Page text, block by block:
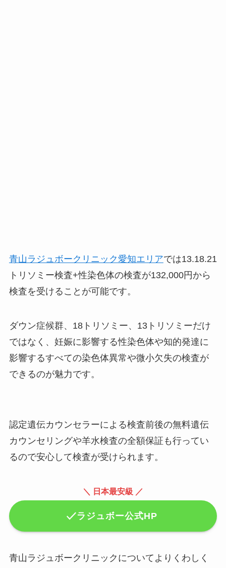
青山ラジュボークリニック愛知エリアでは13.18.21
トリソミー検査+性染色体の検査が132,000円から
検査を受けることが可能です。
ダウン症候群、18トリソミー、13トリソミーだけ
ではなく、妊娠に影響する性染色体や知的発達に
影響するすべての染色体異常や微小欠失の検査が
できるのが魅力です。
認定遺伝カウンセラーによる検査前後の無料遺伝
カウンセリングや羊水検査の全額保証 も行ってい
るので安心して検査が受けられます。
＼ 日本最安級 ／
ラジュボー公式HP
青山ラジュボークリニックについてよりくわしく